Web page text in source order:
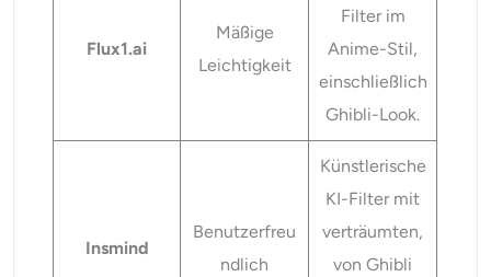
Flux1.ai
Mäßige
Leichtigkeit
Filter im
Anime-Stil,
einschließlich
Ghibli-Look.
Insmind
Benutzerfreu
ndlich
Künstlerische
KI-Filter mit
verträumten,
von Ghibli